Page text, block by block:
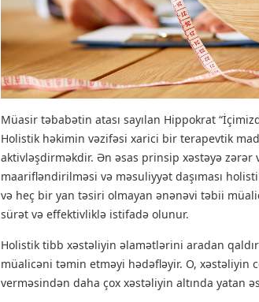
Müasir təbabətin atası sayılan Hippokrat
Holistik həkimin vəzifəsi xarici bir terapevtik
aktivləşdirməkdir. Ən əsas prinsip xəstəyə
maarifləndirilməsi və məsuliyyət daşıması
və heç bir yan təsiri olmayan ənənəvi təbii
sürət və effektivliklə istifadə olunur.
Holistik tibb xəstəliyin əlamətlərini aradan
müalicəni təmin etməyi hədəfləyir. O, xəstəliyin
verməsindən daha çox xəstəliyin altında yatan